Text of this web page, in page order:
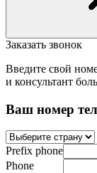
Заказать звонок
Введите свой
и консультант
Ваш номер
Prefix phone
Phone